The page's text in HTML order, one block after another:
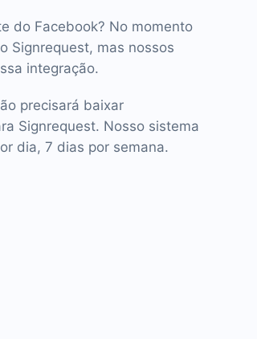
do Facebook? No momento
Signrequest, mas nossos
integração.
precisará baixar
Signrequest. Nosso sistema
dia, 7 dias por semana.